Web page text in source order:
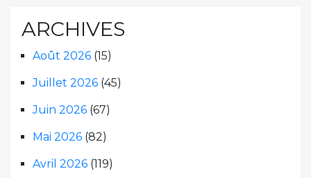
ARCHIVES
Août 2026 (15)
Juillet 2026 (45)
Juin 2026 (67)
Mai 2026 (82)
Avril 2026 (119)